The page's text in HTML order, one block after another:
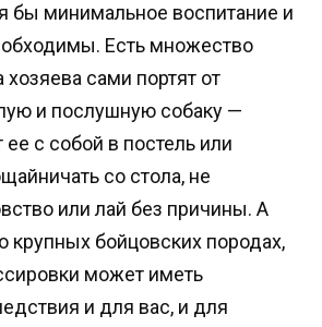
бы минимальное воспитание и
Есть множество
сами портят от
и послушную собаку —
с собой в постель или
со стола, не
или лай без причины. А
крупных бойцовских породах,
может иметь
и для вас, и для